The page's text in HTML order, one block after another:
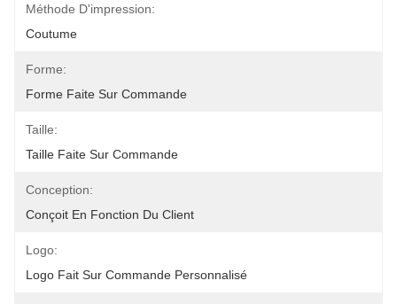
Méthode D'impression:
Coutume
Forme:
Forme Faite Sur Commande
Taille:
Taille Faite Sur Commande
Conception:
Conçoit En Fonction Du Client
Logo:
Logo Fait Sur Commande Personnalisé